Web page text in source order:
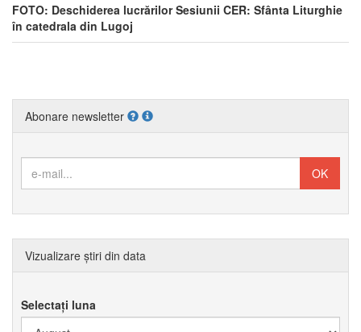
FOTO: Deschiderea lucrărilor Sesiunii CER: Sfânta Liturghie
în catedrala din Lugoj
Abonare newsletter
Vizualizare știri din data
Selectați luna